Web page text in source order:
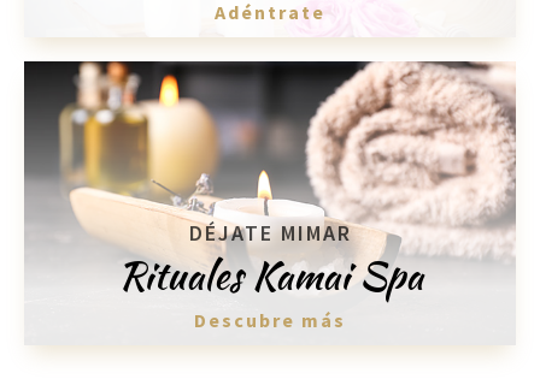
Adéntrate
DÉJATE MIMAR
Rituales Kamai Spa
Descubre más